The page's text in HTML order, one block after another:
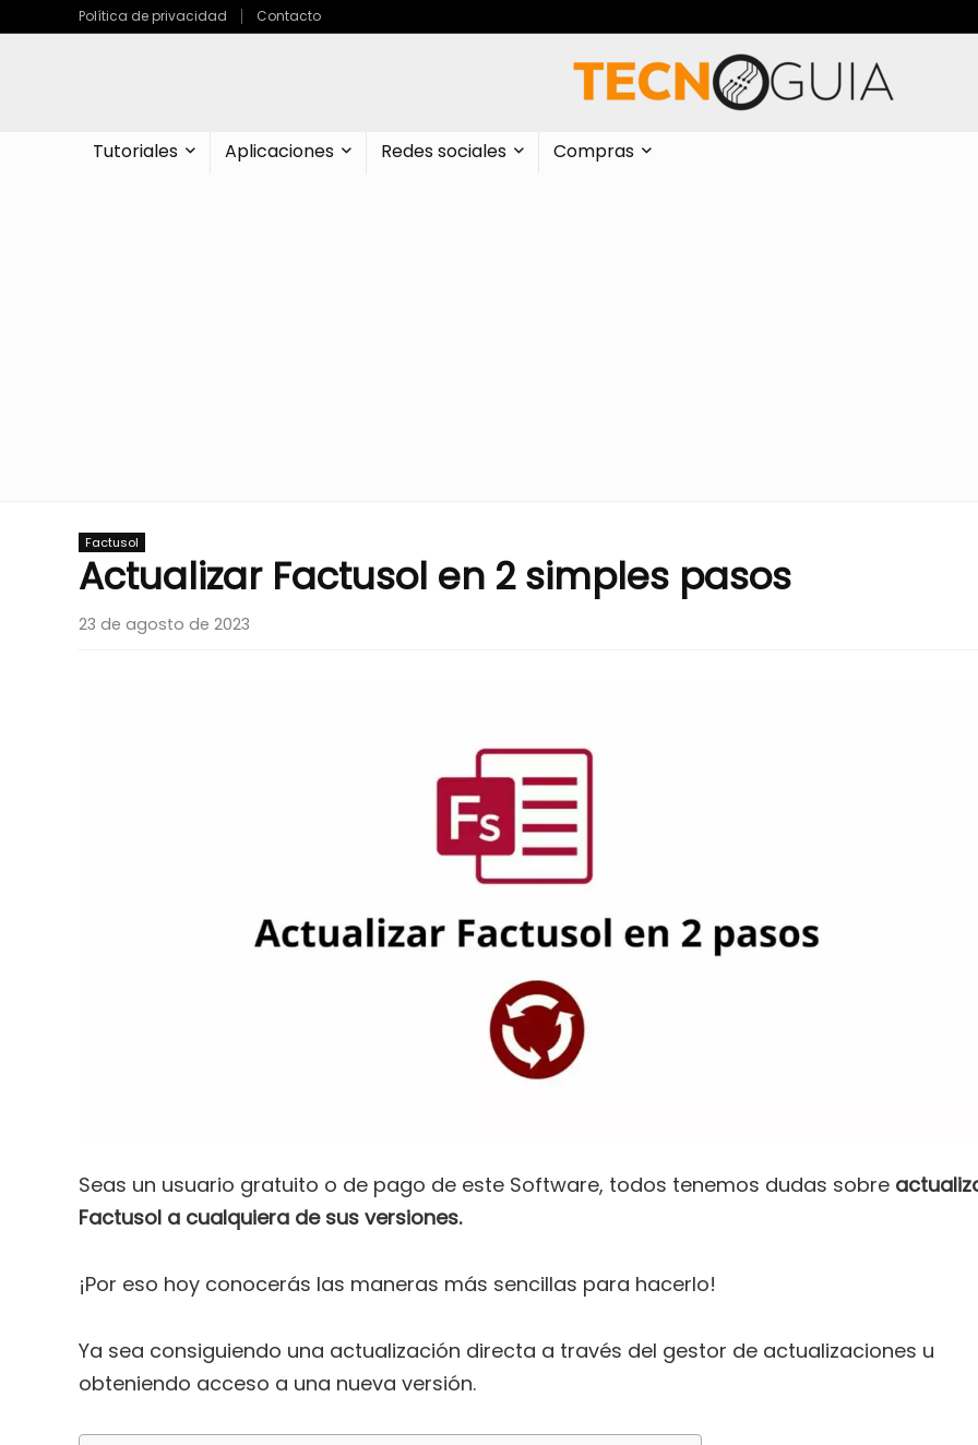
Política de privacidad Contacto
Tutoriales Aplicaciones Redes sociales Compras
Factusol
Actualizar Factusol en 2 simples pasos
23 de agosto de 2023
Seas un usuario gratuito o de pago de este Software, todos tenemos dudas sobre
Factusol a cualquiera de sus versiones.
¡Por eso hoy conocerás las maneras más sencillas para hacerlo!
Ya sea consiguiendo una actualización directa a través del gestor de actualizaciones u
obteniendo acceso a una nueva versión.